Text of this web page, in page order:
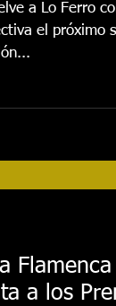
Festival 2025
a Lo Ferro
el próximo
a los